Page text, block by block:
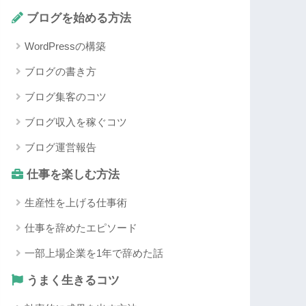
ブログを始める方法
WordPressの構築
ブログの書き方
ブログ集客のコツ
ブログ収入を稼ぐコツ
ブログ運営報告
仕事を楽しむ方法
生産性を上げる仕事術
仕事を辞めたエピソード
一部上場企業を1年で辞めた話
うまく生きるコツ